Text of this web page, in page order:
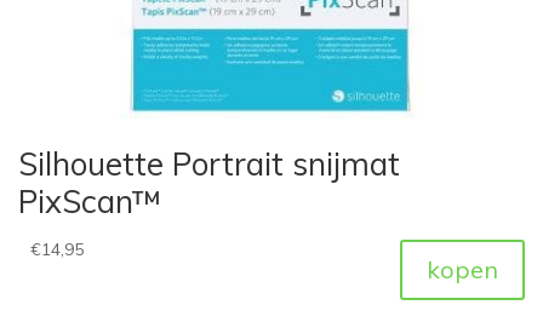
Silhouette Portrait snijmat
PixScan™
€14,95
kopen